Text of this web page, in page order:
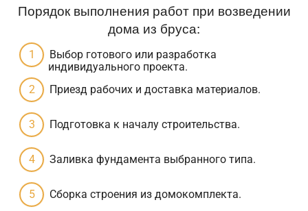
Порядок выполнения работ при возведении
дома из бруса:
Выбор готового или разработка
индивидуального проекта.
Приезд рабочих и доставка материалов.
Подготовка к началу строительства.
Заливка фундамента выбранного типа.
Сборка строения из домокомплекта.